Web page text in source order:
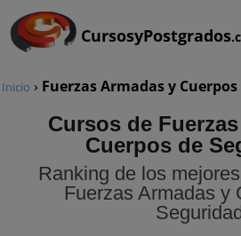
CursosyPostgrados
Inicio › Fuerzas Armadas y
Cursos de
Cuerpos de
Ranking de los
Fuerzas Armadas y